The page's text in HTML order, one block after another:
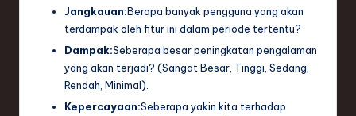
Jangkauan:Berapa banyak pengguna yang akan
terdampak oleh fitur ini dalam periode tertentu?
Dampak:Seberapa besar peningkatan pengalaman
yang akan terjadi? (Sangat Besar, Tinggi, Sedang,
Rendah, Minimal).
Kepercayaan:Seberapa yakin kita terhadap